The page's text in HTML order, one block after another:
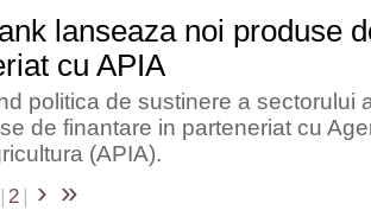
lanseaza noi produse
cu APIA
politica de sustinere a sectorului
de finantare in parteneriat cu
(APIA).
| 2 | › »